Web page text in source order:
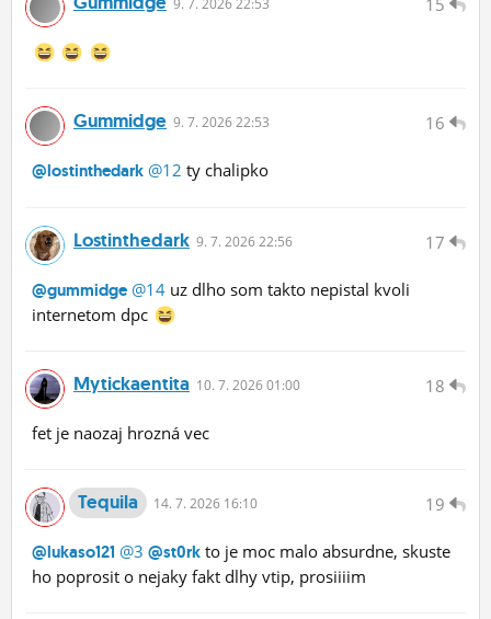
15
9. 7. 2026 22:53
16
Gummidge 9. 7. 2026 22:53
@lostinthedark @12 ty chalipko
17
Lostinthedark 9. 7. 2026 22:56
@gummidge @14 uz dlho som takto nepistal kvoli
internetom dpc
18
Mytickaentita 10. 7. 2026 01:00
fet je naozaj hrozná vec
19
Tequila 14. 7. 2026 16:10
@lukaso121 @3 @st0rk to je moc malo absurdne, skuste
ho poprosit o nejaky fakt dlhy vtip, prosiiiim